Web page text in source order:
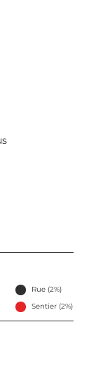
Rue (2%)
Sentier (2%)